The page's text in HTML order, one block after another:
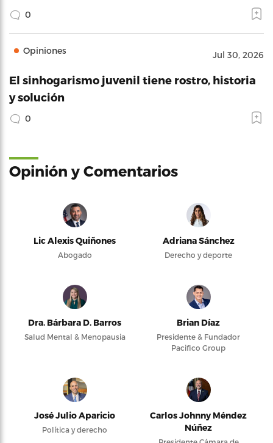
0
Opiniones Jul 30, 2026
El sinhogarismo juvenil tiene rostro, historia
y solución
0
Opinión y Comentarios
Lic Alexis Quiñones
Abogado
Adriana Sánchez
Derecho y deporte
Dra. Bárbara D. Barros
Salud Mental & Menopausia
Brian Díaz
Presidente & Fundador
Pacifico Group
José Julio Aparicio
Política y derecho
Carlos Johnny Méndez
Núñez